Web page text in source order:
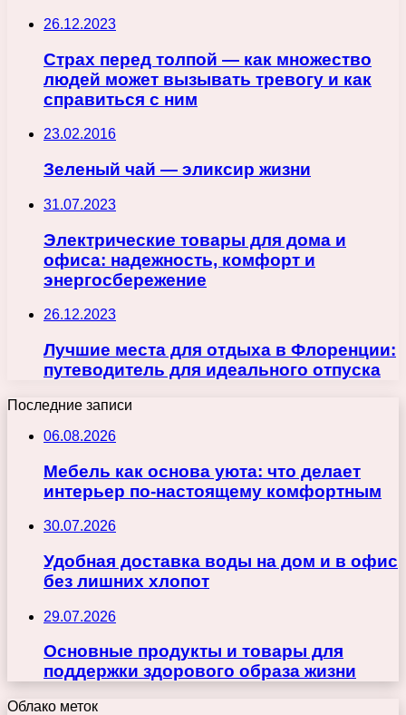
26.12.2023
Страх перед толпой — как множество
людей может вызывать тревогу и как
справиться с ним
23.02.2016
Зеленый чай — эликсир жизни
31.07.2023
Электрические товары для дома и
офиса: надежность, комфорт и
энергосбережение
26.12.2023
Лучшие места для отдыха в Флоренции:
путеводитель для идеального отпуска
Последние записи
06.08.2026
Мебель как основа уюта: что делает
интерьер по-настоящему комфортным
30.07.2026
Удобная доставка воды на дом и в офис
без лишних хлопот
29.07.2026
Основные продукты и товары для
поддержки здорового образа жизни
Облако меток